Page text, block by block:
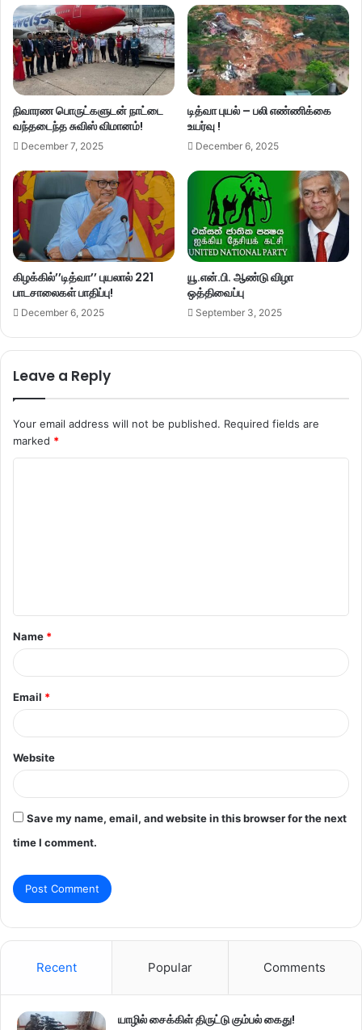
நிவாரண பொருட்களுடன் நாட்டை
வந்தடைந்த சுவிஸ் விமானம்!
December 7, 2025
டித்வா புயல் – பலி எண்ணிக்கை
உயர்வு !
December 6, 2025
கிழக்கில்’’டித்வா’’ புயலால் 221
பாடசாலைகள் பாதிப்பு!
December 6, 2025
யூ.என்.பி. ஆண்டு விழா
ஒத்திவைப்பு
September 3, 2025
Leave a Reply
Your email address will not be published. Required fields are
marked *
t
*
Name *
Email *
Website
Save my name, email, and website in this browser for the next
time I comment.
Recent Popular Comments
யாழில் சைக்கிள் திருட்டு கும்பல் கைது!